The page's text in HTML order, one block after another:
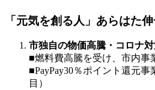
「元気を創る人」あらはた
市独自の物価高騰・コロナ
■燃料費高騰を受け、市内事
■PayPay30％ポイント還元
目）